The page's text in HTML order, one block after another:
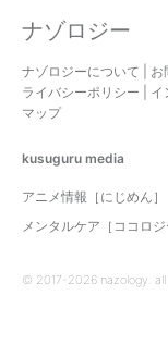
ナゾロジー
ナゾロジーについて お
ライバシーポリシー
イ
マップ
kusuguru media
アニメ情報［にじめん］
メンタルケア［ココロジ
© 2017-2026 nazology. all